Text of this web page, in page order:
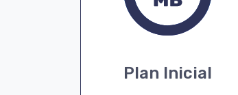
Plan Inicial